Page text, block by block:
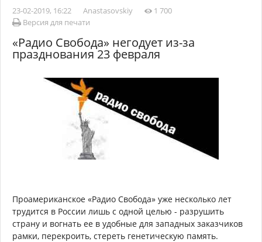
23-02-2019, 16:22 Anastasovskiy
1 700
Версия для печати
«Радио Свобода» негодует из-за
празднования 23 февраля
Проамериканское «Радио Свобода» уже несколько лет
трудится в России лишь с одной целью - разрушить
страну и вогнать ее в удобные для западных заказчиков
рамки, перекроить, стереть генетическую память.